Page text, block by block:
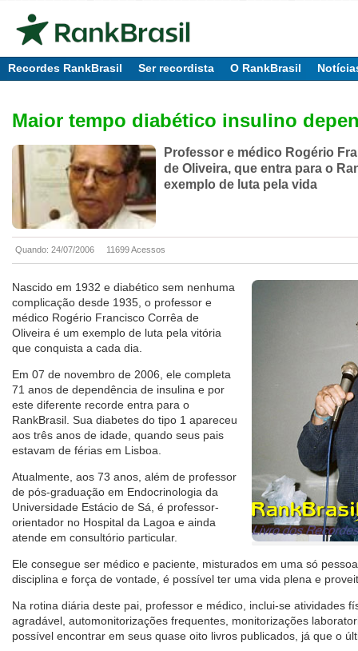
Recordes RankBrasil Ser recordista O RankBrasil
Maior tempo diabético insulino
Professor e médico Rogério
de Oliveira, que entra para o
exemplo de luta pela vida
Quando: 24/07/2006 11699 Acessos
Nascido em 1932 e diabético sem nenhuma
complicação desde 1935, o professor e
médico Rogério Francisco Corrêa de
Oliveira é um exemplo de luta pela vitória
que conquista a cada dia.
Em 07 de novembro de 2006, ele completa
71 anos de dependência de insulina e por
este diferente recorde entra para o
RankBrasil. Sua diabetes do tipo 1 apareceu
aos três anos de idade, quando seus pais
estavam de férias em Lisboa.
Atualmente, aos 73 anos, além de professor
de pós-graduação em Endocrinologia da
Universidade Estácio de Sá, é professor-
orientador no Hospital da Lagoa e ainda
atende em consultório particular.
Ele consegue ser médico e paciente, misturados em uma só
disciplina e força de vontade, é possível ter uma vida plena e
Na rotina diária deste pai, professor e médico, inclui-se atividades
agradável, automonitorizações frequentes, monitorizações
possível encontrar em seus quase oito livros publicados, já que o